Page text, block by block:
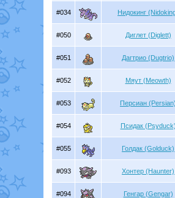
#034 Нидокинг
#050 Диглет (Diglett)
#051 Дагтрио (Dugtrio)
#052 Мяут (Meowth)
#053 Персиан
#054 Псидак
#055 Голдак (Golduck)
#093 Хонтер (Haunter)
#094 Генгар (Gengar)